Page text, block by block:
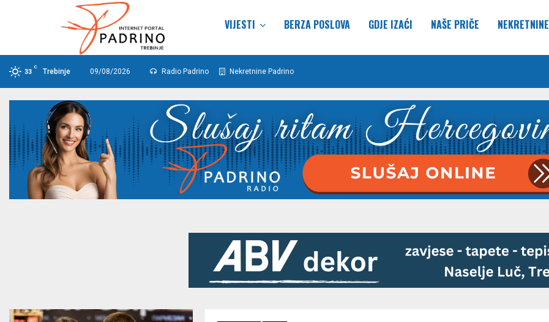
VIJESTI BERZA POSLOVA GDJE IZAĆI NAŠE PRIČE NEKRETNINE
33
C
Trebinje 09/08/2026 Radio Padrino Nekretnine Padrino